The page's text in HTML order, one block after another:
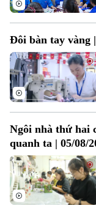
Chuyên mục
Thời sự
Hà Nội
Hà Nội
Đôi bàn tay vàng
Ngôi nhà thứ hai
quanh ta | 05/08/